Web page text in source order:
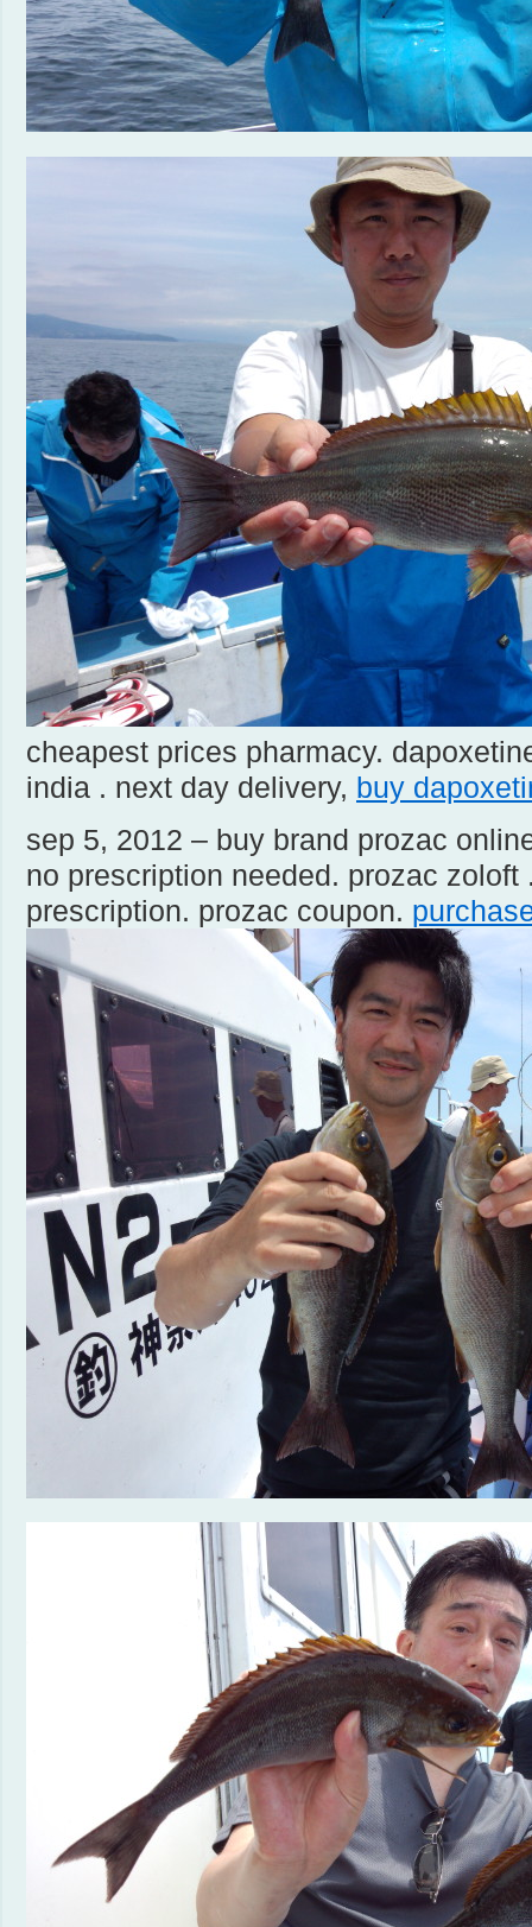
cheapest prices pharmacy.
india . next day delivery, buy
sep 5, 2012 – buy brand prozac
no prescription needed. prozac zoloft
prescription. prozac coupon.